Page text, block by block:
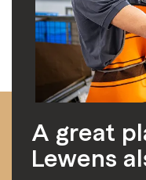
A great
Lewens